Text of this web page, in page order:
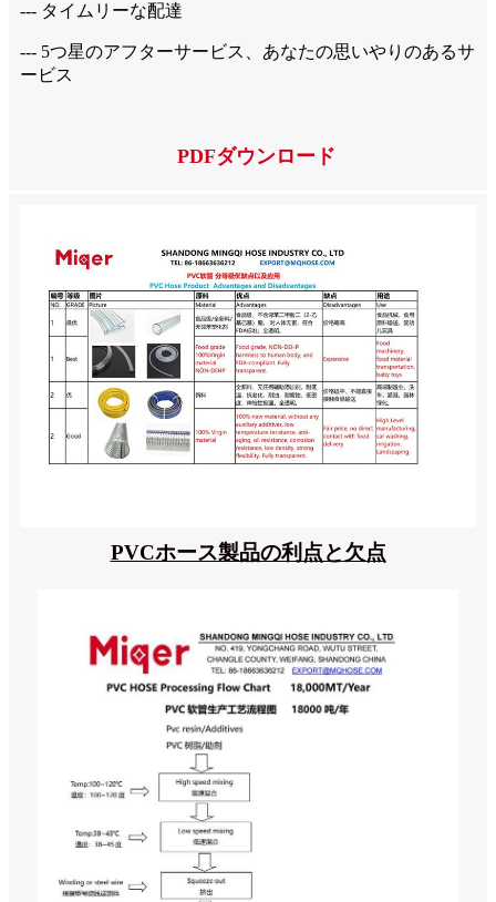
--- タイムリーな配達
--- 5つ星のアフターサービス、あなたの思いやりのあるサ
ービス
PDFダウンロード
PVCホース製品の利点と欠点